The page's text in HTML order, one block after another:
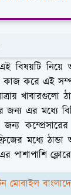
বিষয়টি
করে এই
খাবারগুলো
জন্য এর মধ্যে
মধ্যে
পাশাপাশি
মোবাইল